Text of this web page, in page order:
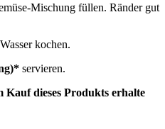
Mischung füllen. Ränder gut
kochen.
servieren.
dieses Produkts erhalte